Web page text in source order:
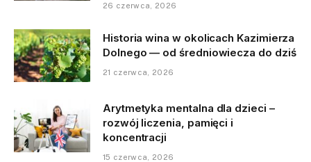
26 czerwca, 2026
Historia wina w okolicach Kazimierza
Dolnego — od średniowiecza do dziś
21 czerwca, 2026
Arytmetyka mentalna dla dzieci –
rozwój liczenia, pamięci i
koncentracji
15 czerwca, 2026